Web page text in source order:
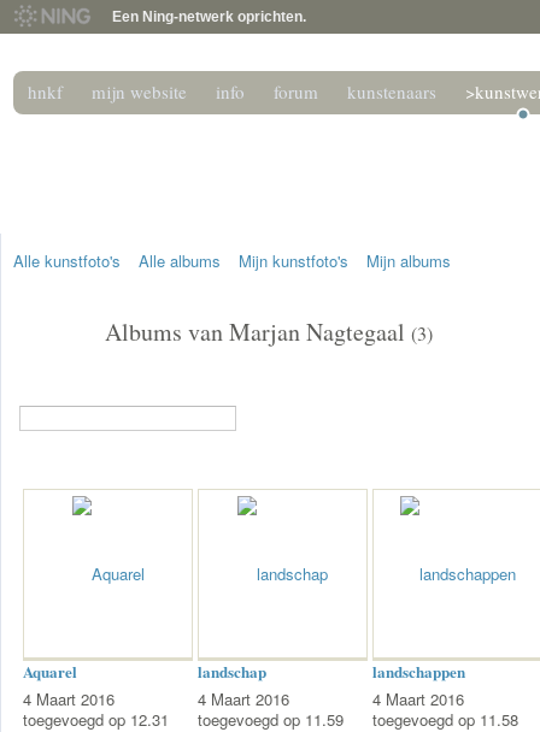
Een Ning-netwerk oprichten.
hnkf mijn website info forum kunstenaars
Alle kunstfoto's Alle albums Mijn kunstfoto's Mijn albums
Albums van Marjan Nagtegaal (3)
Aquarel
4 Maart 2016
toegevoegd op 12.31
landschap
4 Maart 2016
toegevoegd op 11.59
landschappen
4 Maart 2016
toegevoegd op 11.58